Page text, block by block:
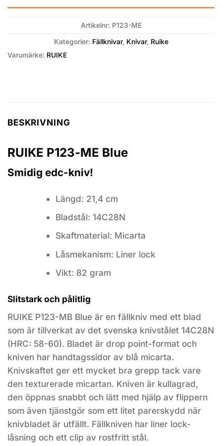
Artikelnr: P123-ME
Kategorier: Fällknivar, Knivar, Ruike
Varumärke: RUIKE
BESKRIVNING
RUIKE P123-ME Blue
Smidig edc-kniv!
Längd: 21,4 cm
Bladstål: 14C28N
Skaftmaterial: Micarta
Låsmekanism: Liner lock
Vikt: 82 gram
Slitstark och pålitlig
RUIKE P123-MB Blue är en fällkniv med ett blad
som är tillverkat av det svenska knivstålet 14C28N
(HRC: 58-60). Bladet är drop point-format och
kniven har handtagssidor av blå micarta.
Knivskaftet ger ett mycket bra grepp tack vare
den texturerade micartan. Kniven är kullagrad,
den öppnas snabbt och lätt med hjälp av flippern
som även tjänstgör som ett litet parerskydd när
knivbladet är utfällt. Fällkniven har liner lock-
låsning och ett clip av rostfritt stål.